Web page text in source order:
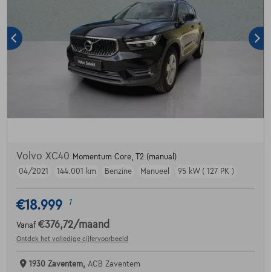
Volvo XC40 Momentum Core, T2 (manual)
04/2021
144.001 km Benzine Manueel 95 kW ( 127 PK )
€18.999 1
Vanaf €376,72/maand
Ontdek het volledige cijfervoorbeeld
1930 Zaventem, ACB Zaventem